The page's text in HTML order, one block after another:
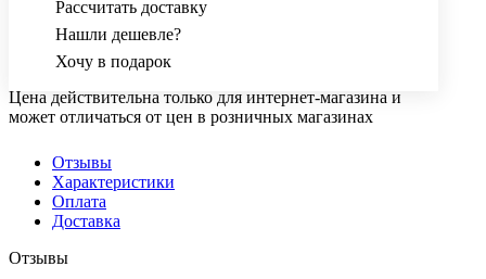
Рассчитать доставку
Нашли дешевле?
Хочу в подарок
Цена действительна только для интернет-магазина и
может отличаться от цен в розничных магазинах
Отзывы
Характеристики
Оплата
Доставка
Отзывы